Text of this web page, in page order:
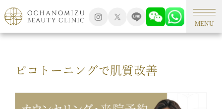
MENU
TOP 美容コラム
ピコトーニングで肌質改善